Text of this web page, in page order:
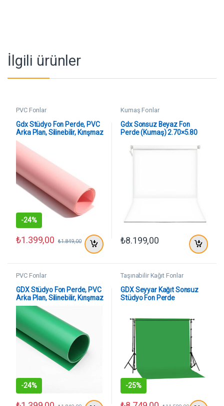
İlgili ürünler
PVC Fonlar
Gdx Stüdyo Fon Perde, PVC
Arka Plan, Silinebilir, Kırışmaz
(Pink) 120×200 Cm
-24%
₺1.399,00 ₺1.849,00
Kumaş Fonlar
Gdx Sonsuz Beyaz Fon
Perde (Kumaş) 2.70×5.80
₺8.199,00
PVC Fonlar
GDX Stüdyo Fon Perde, PVC
Arka Plan, Silinebilir, Kırışmaz
(Green / Yeşil) 120×200 Cm
-24%
Taşınabilir Kağıt Fonlar
GDX Seyyar Kağıt Sonsuz
Stüdyo Fon Perde
-25%